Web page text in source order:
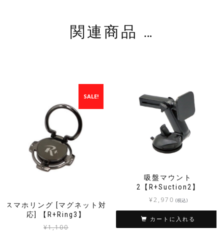
関連商品 …
スマホリング [マグネット対
応] 【R+Ring3】
SALE!
¥1,100
吸盤マウント
2【R+Suction2】
¥2,970 (税込)
カートに入れる